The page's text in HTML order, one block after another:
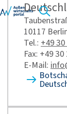
10117
Tel.: +49
Fax: +49
E-Mail: